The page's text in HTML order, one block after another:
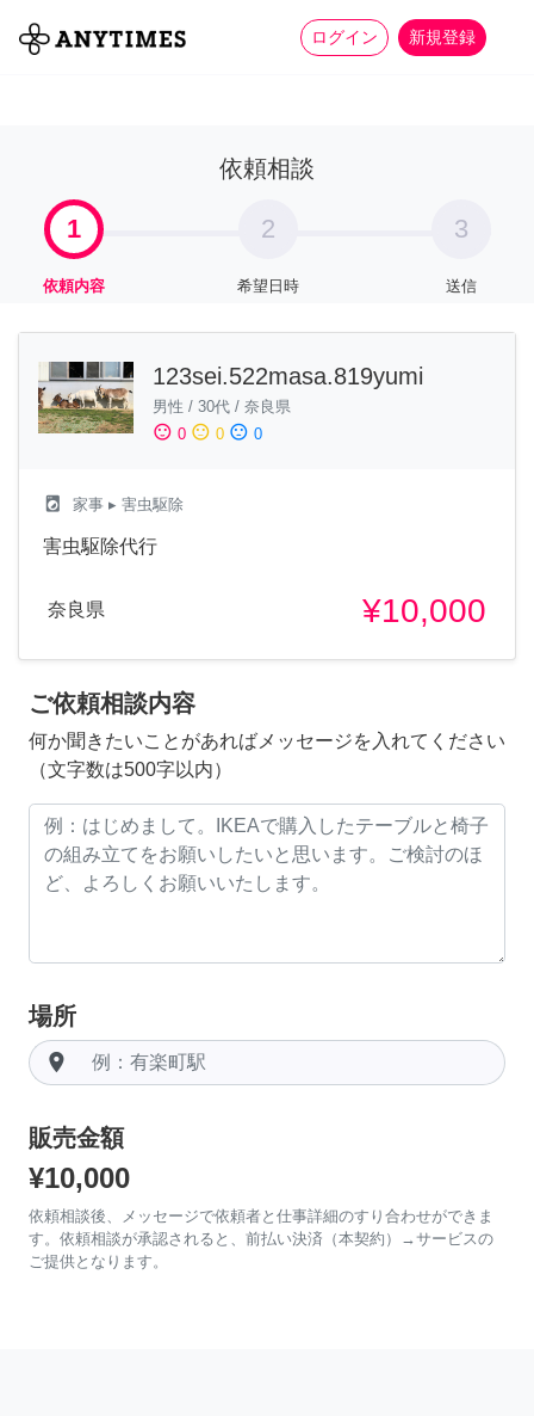
ログイン 新規登録
全て 家事 more_horiz
依頼相談
1
依頼内容
2
希望日時
3
送信
123sei.522masa.819yumi
男性 / 30代 / 奈良県
sentiment_satisfied 0 sentiment_neutral 0 sentiment_dissatisfied 0
local_laundry_service 家事 ▸ 害虫駆除
害虫駆除代行
奈良県 ¥10,000
ご依頼相談内容
何か聞きたいことがあればメッセージを入れてください
（文字数は500字以内）
場所
room
販売金額
¥10,000
依頼相談後、メッセージで依頼者と仕事詳細のすり合わせができま
す。依頼相談が承認されると、前払い決済（本契約）→サービスの
ご提供となります。